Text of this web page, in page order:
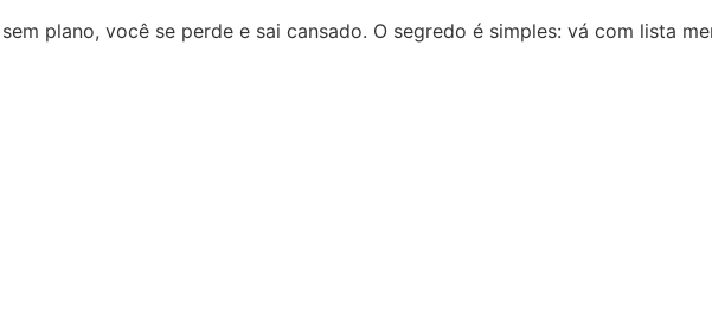
plano, você se perde e sai cansado. O segredo é simples: vá com lista